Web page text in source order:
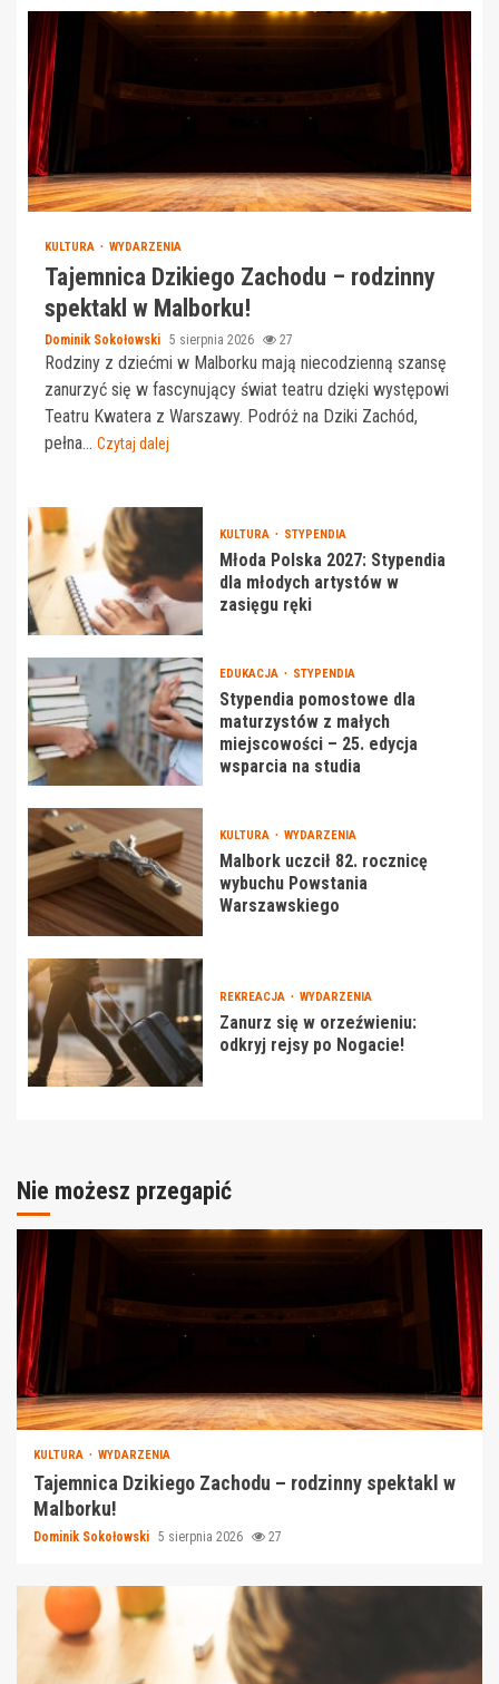
KULTURA WYDARZENIA
Tajemnica Dzikiego Zachodu – rodzinny
spektakl w Malborku!
Dominik Sokołowski 5 sierpnia 2026 27
Rodziny z dziećmi w Malborku mają niecodzienną szansę
zanurzyć się w fascynujący świat teatru dzięki występowi
Teatru Kwatera z Warszawy. Podróż na Dziki Zachód,
pełna... Czytaj dalej
KULTURA STYPENDIA
Młoda Polska 2027: Stypendia
dla młodych artystów w
zasięgu ręki
EDUKACJA STYPENDIA
Stypendia pomostowe dla
maturzystów z małych
miejscowości – 25. edycja
wsparcia na studia
KULTURA WYDARZENIA
Malbork uczcił 82. rocznicę
wybuchu Powstania
Warszawskiego
REKREACJA WYDARZENIA
Zanurz się w orzeźwieniu:
odkryj rejsy po Nogacie!
Nie możesz przegapić
KULTURA WYDARZENIA
Tajemnica Dzikiego Zachodu – rodzinny spektakl w
Malborku!
Dominik Sokołowski 5 sierpnia 2026 27